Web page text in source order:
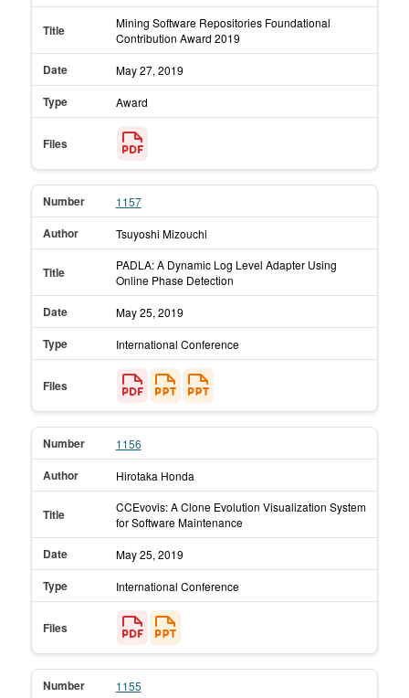
Title
Mining Software Repositories Foundational
Contribution Award 2019
Date May 27, 2019
Type Award
Files
Number 1157
Author Tsuyoshi Mizouchi
Title
PADLA: A Dynamic Log Level Adapter Using
Online Phase Detection
Date May 25, 2019
Type International Conference
Files
Number 1156
Author Hirotaka Honda
Title
CCEvovis: A Clone Evolution Visualization System
for Software Maintenance
Date May 25, 2019
Type International Conference
Files
Number 1155